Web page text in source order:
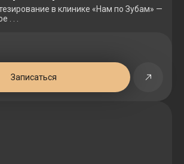
в клинике «Нам по Зубам» —
. . .
Записаться